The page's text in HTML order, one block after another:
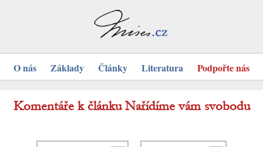
O nás Základy Články Literatura Podpořte nás
Komentáře k článku Nařídíme vám svobodu